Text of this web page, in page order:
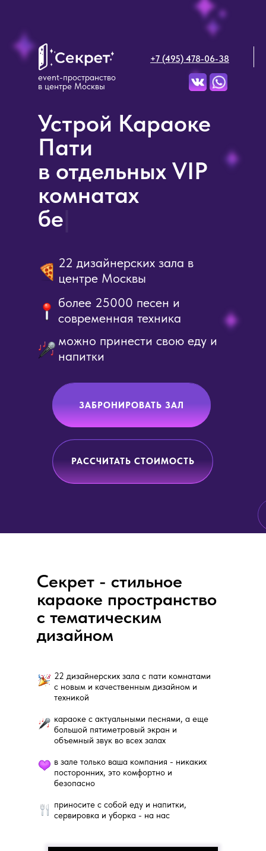
Устрой Караоке
Пати
в отдельных VIP
комнатах
на бол
РАССЧИТАТЬ СТОИМОСТЬ
ЗАБРОНИРОВАТЬ ЗАЛ
более 25000 песен и
современная техника
22 дизайнерских зала в
центре Москвы
можно принести свою еду и
напитки
event-пространство
в центре Москвы
+7 (495) 478-06-38
22 дизайнерских зала с пати комнатами
с новым и качественным дизайном и
техникой
караоке с актуальными песнями, а еще
большой пятиметровый экран и
объемный звук во всех залах
в зале только ваша компания - никаких
посторонних, это комфортно и
безопасно
приносите с собой еду и напитки,
сервировка и уборка - на нас
Секрет - стильное
караоке пространство
с тематическим
дизайном